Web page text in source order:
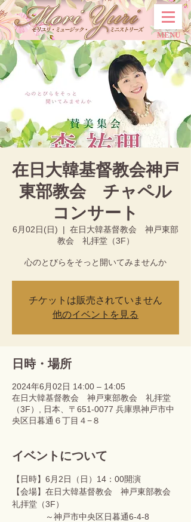
MENU
在日大韓基督教会神戸
東部教会 チャペル
コンサート
6月02日(日)
  |
在日大韓基督教会 神戸東部
教会 礼拝堂（3F）
心のとびらをそっと開いてみませんか
チケットは販売されていません
他のイベントを見る
日時・場所
2024年6月02日 14:00 – 14:05
在日大韓基督教会 神戸東部教会 礼拝堂
（3F）, 日本、〒651-0077 兵庫県神戸市中
央区日暮通６丁目４−８
イベントについて
【日時】6月2日（日）14：00開演
【会場】在日大韓基督教会　神戸東部教会
礼拝堂（3F）
～神戸市中央区日暮通6-4-8